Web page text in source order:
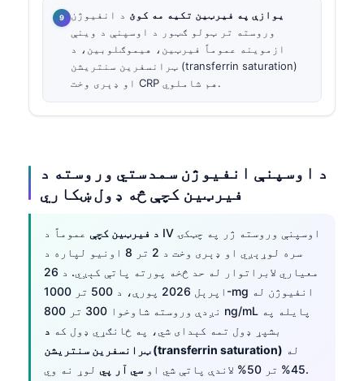
یوازې په فیرټین تکیه مه کوئ د انفیوژن
وروسته تر ټولو ګټور د اوسپنې د وینې
ازموینه عموماً فیرټین، هیموګلوبین، د
ټرانسفرین سنتریشن (transferrin saturation)
او ډېری وخت CRP هم شاملوي.
د اوسپنې انفیوژن سمدستي وروسته د
فیرټین کچې څه ډول ښکاري
د فیرټین کچې عموماً د IV اوسپنې وروسته ژر په چټکۍ
سره لوړېږي او ډېری وخت د 2 تر 8 اونیو لپاره د
معیاري لابراتوار له حد څخه پورته پاتې کېږي. د 26
اپرېل 2026 پورې، د 500 تر 1000-mg انفیوژن له
نږدې وروسته شاوخوا 300 تر 800 ng/mL پایله په
بشپړ ډول تمه کېدای شي، په ځانګړي ډول که د
ټرانسفرین سنتریشن (transferrin saturation)
45% تر 50% لاندې پاتې شي او
سي آر پي لوړ نه وي.